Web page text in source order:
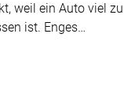
weil ein Auto viel
ist. Enges…